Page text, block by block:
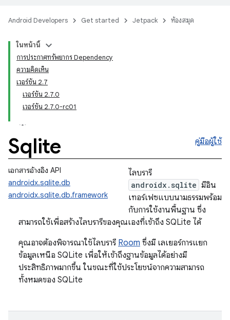
Android Developers Get started Jetpack ห้องสมุด
ในหน้านี้
การประกาศทรัพยากร Dependency
ความคิดเห็น
เวอร์ชัน 2.7
เวอร์ชัน 2.7.0
เวอร์ชัน 2.7.0-rc01
Sqlite คู่มือผู้ใช้
เอกสารอ้างอิง API
androidx.sqlite.db
androidx.sqlite.db.framework
ไลบรารี
androidx.sqlite มีอิน
เทอร์เฟซแบบนามธรรมพร้อม
กับการใช้งานพื้นฐาน ซึ่ง
สามารถใช้เพื่อสร้างไลบรารีของคุณเองที่เข้าถึง SQLite ได้
คุณอาจต้องพิจารณาใช้ไลบรารี Room ซึ่งมี เลเยอร์การแยก
ข้อมูลเหนือ SQLite เพื่อให้เข้าถึงฐานข้อมูลได้อย่างมี
ประสิทธิภาพมากขึ้น ในขณะที่ใช้ประโยชน์จากความสามารถ
ทั้งหมดของ SQLite